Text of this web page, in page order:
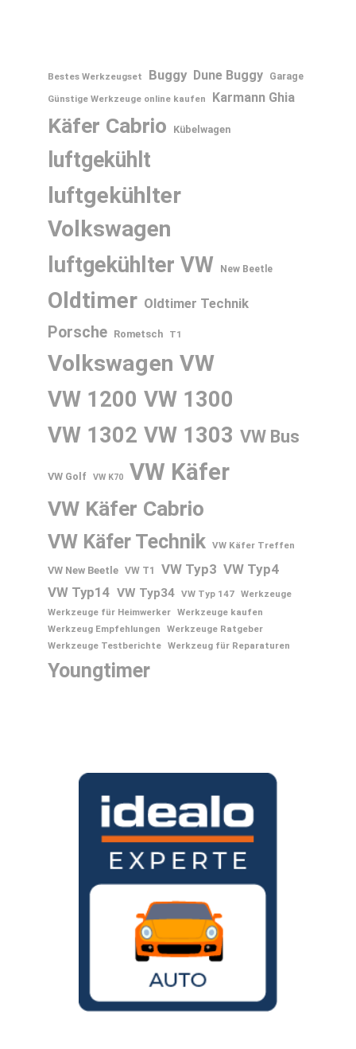
Bestes Werkzeugset Buggy Dune Buggy
Garage
Günstige Werkzeuge online kaufen
Karmann Ghia
Käfer Cabrio Kübelwagen
luftgekühlt
luftgekühlter
Volkswagen
luftgekühlter VW New Beetle
Oldtimer Oldtimer Technik
Porsche Rometsch T1
Volkswagen VW
VW 1200 VW 1300
VW 1302 VW 1303 VW Bus
VW Golf VW K70 VW Käfer
VW Käfer Cabrio
VW Käfer Technik VW Käfer Treffen
VW New Beetle VW T1 VW Typ3 VW Typ4
VW Typ14 VW Typ34 VW Typ 147 Werkzeuge
Werkzeuge für Heimwerker Werkzeuge kaufen
Werkzeug Empfehlungen
Werkzeuge Ratgeber
Werkzeuge Testberichte Werkzeug für Reparaturen
Youngtimer